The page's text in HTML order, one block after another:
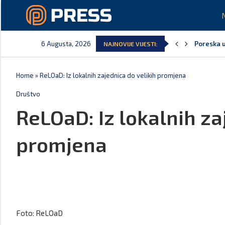
6 Augusta, 2026 NAJNOVIJE VIJESTI:
Poreska
Laković:
Crna
EPCG:
Spajić:
Home »ReLOaD: Iz lokalnih zajednica do velikih promjena
Društvo
ReLOaD: Iz lokalnih
promjena
Foto: ReLOaD